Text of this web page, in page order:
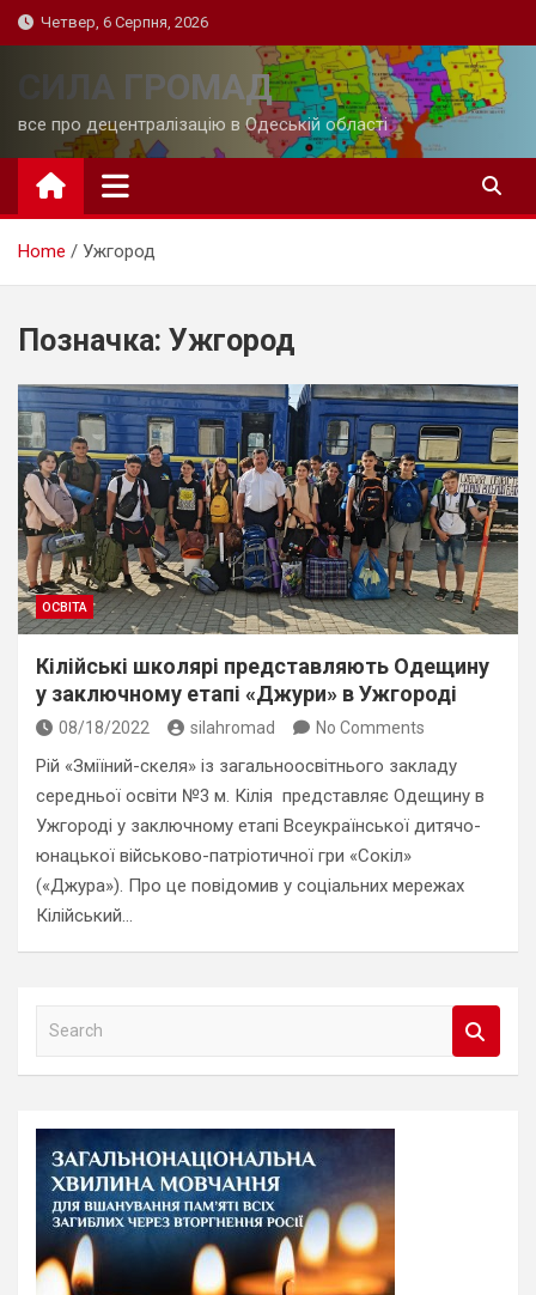
Skip
to
Четвер, 6 Серпня, 2026
СИЛА ГРОМАД
все про децентралізацію в Одеській області
Home Ужгород
Позначка: Ужгород
ОСВІТА
Кілійські школярі представляють Одещину
у заключному етапі «Джури» в Ужгороді
08/18/2022 silahromad No Comments
Рій «Зміїний-скеля» із загальноосвітнього закладу
середньої освіти №3 м. Кілія представляє Одещину в
Ужгороді у заключному етапі Всеукраїнської дитячо-
юнацької військово-патріотичної гри «Сокіл»
(«Джура»). Про це повідомив у соціальних мережах
Кілійський…
a